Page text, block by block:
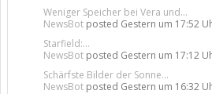
Weniger Speicher bei Vera und...
NewsBot posted Gestern um 17:52
Starfield:...
NewsBot posted Gestern um 17:12
Schärfste Bilder der Sonne...
NewsBot posted Gestern um 16:32